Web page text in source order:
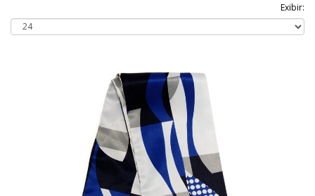
Exibir: